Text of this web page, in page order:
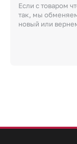
Если с товаром
так, мы
новый или